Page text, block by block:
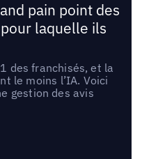
pain point des
laquelle ils
des franchisés, et la
le moins l’IA. Voici
gestion des avis